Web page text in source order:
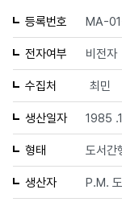
등록번호 MA-
전자여부 비전자
수집처 최민
생산일자 1985
형태 도서간
생산자 P.M.